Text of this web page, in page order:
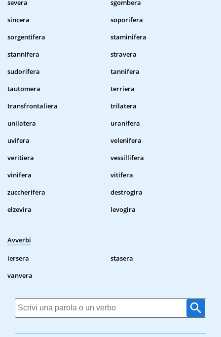
severa
sgombera
sincera
soporifera
sorgentifera
staminifera
stannifera
stravera
sudorifera
tannifera
tautomera
terriera
transfrontaliera
trilatera
unilatera
uranifera
uvifera
velenifera
veritiera
vessillifera
vinifera
vitifera
zuccherifera
destrogira
elzevira
levogira
Avverbi
iersera
stasera
vanvera